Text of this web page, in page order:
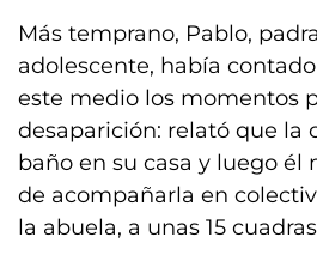
Más temprano, Pablo,
adolescente, había
este medio los momentos
desaparición: relató que la
baño en su casa y luego él
de acompañarla en
la abuela, a unas 15